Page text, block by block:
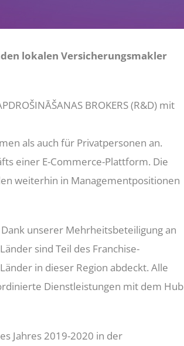
lokalen Versicherungsmakler
BROKERS (R&D) mit
als auch für Privatpersonen an.
einer E-Commerce-Plattform. Die
weiterhin in Managementpositionen
unserer Mehrheitsbeteiligung an
sind Teil des Franchise-
in dieser Region abdeckt. Alle
Dienstleistungen mit dem Hub
Jahres 2019-2020 in der